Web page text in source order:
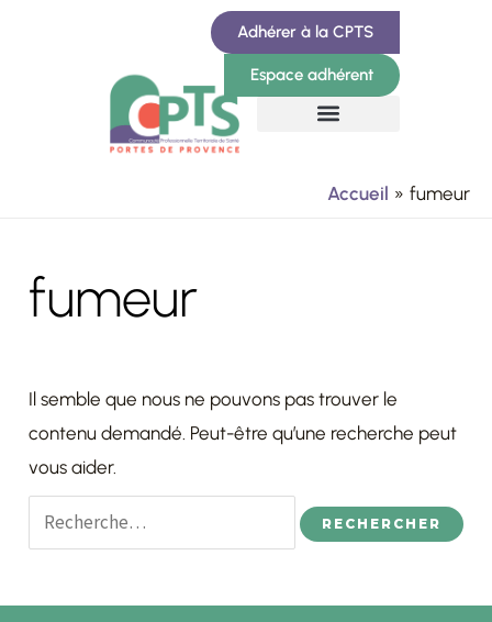
Adhérer à la CPTS
Espace adhérent
Accueil fumeur
fumeur
Il semble que nous ne pouvons pas trouver le
contenu demandé. Peut-être qu’une recherche peut
vous aider.